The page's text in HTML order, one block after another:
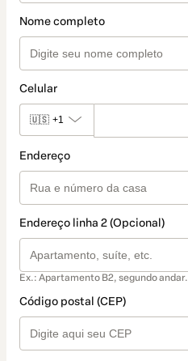
Nome completo
Celular
🇺🇸 +1
Endereço
Endereço linha 2 (Opcional)
Ex.: Apartamento B2, segundo andar.
Código postal (CEP)